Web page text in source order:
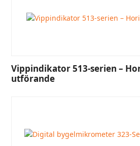
Vippindikator 513-serien –
utförande